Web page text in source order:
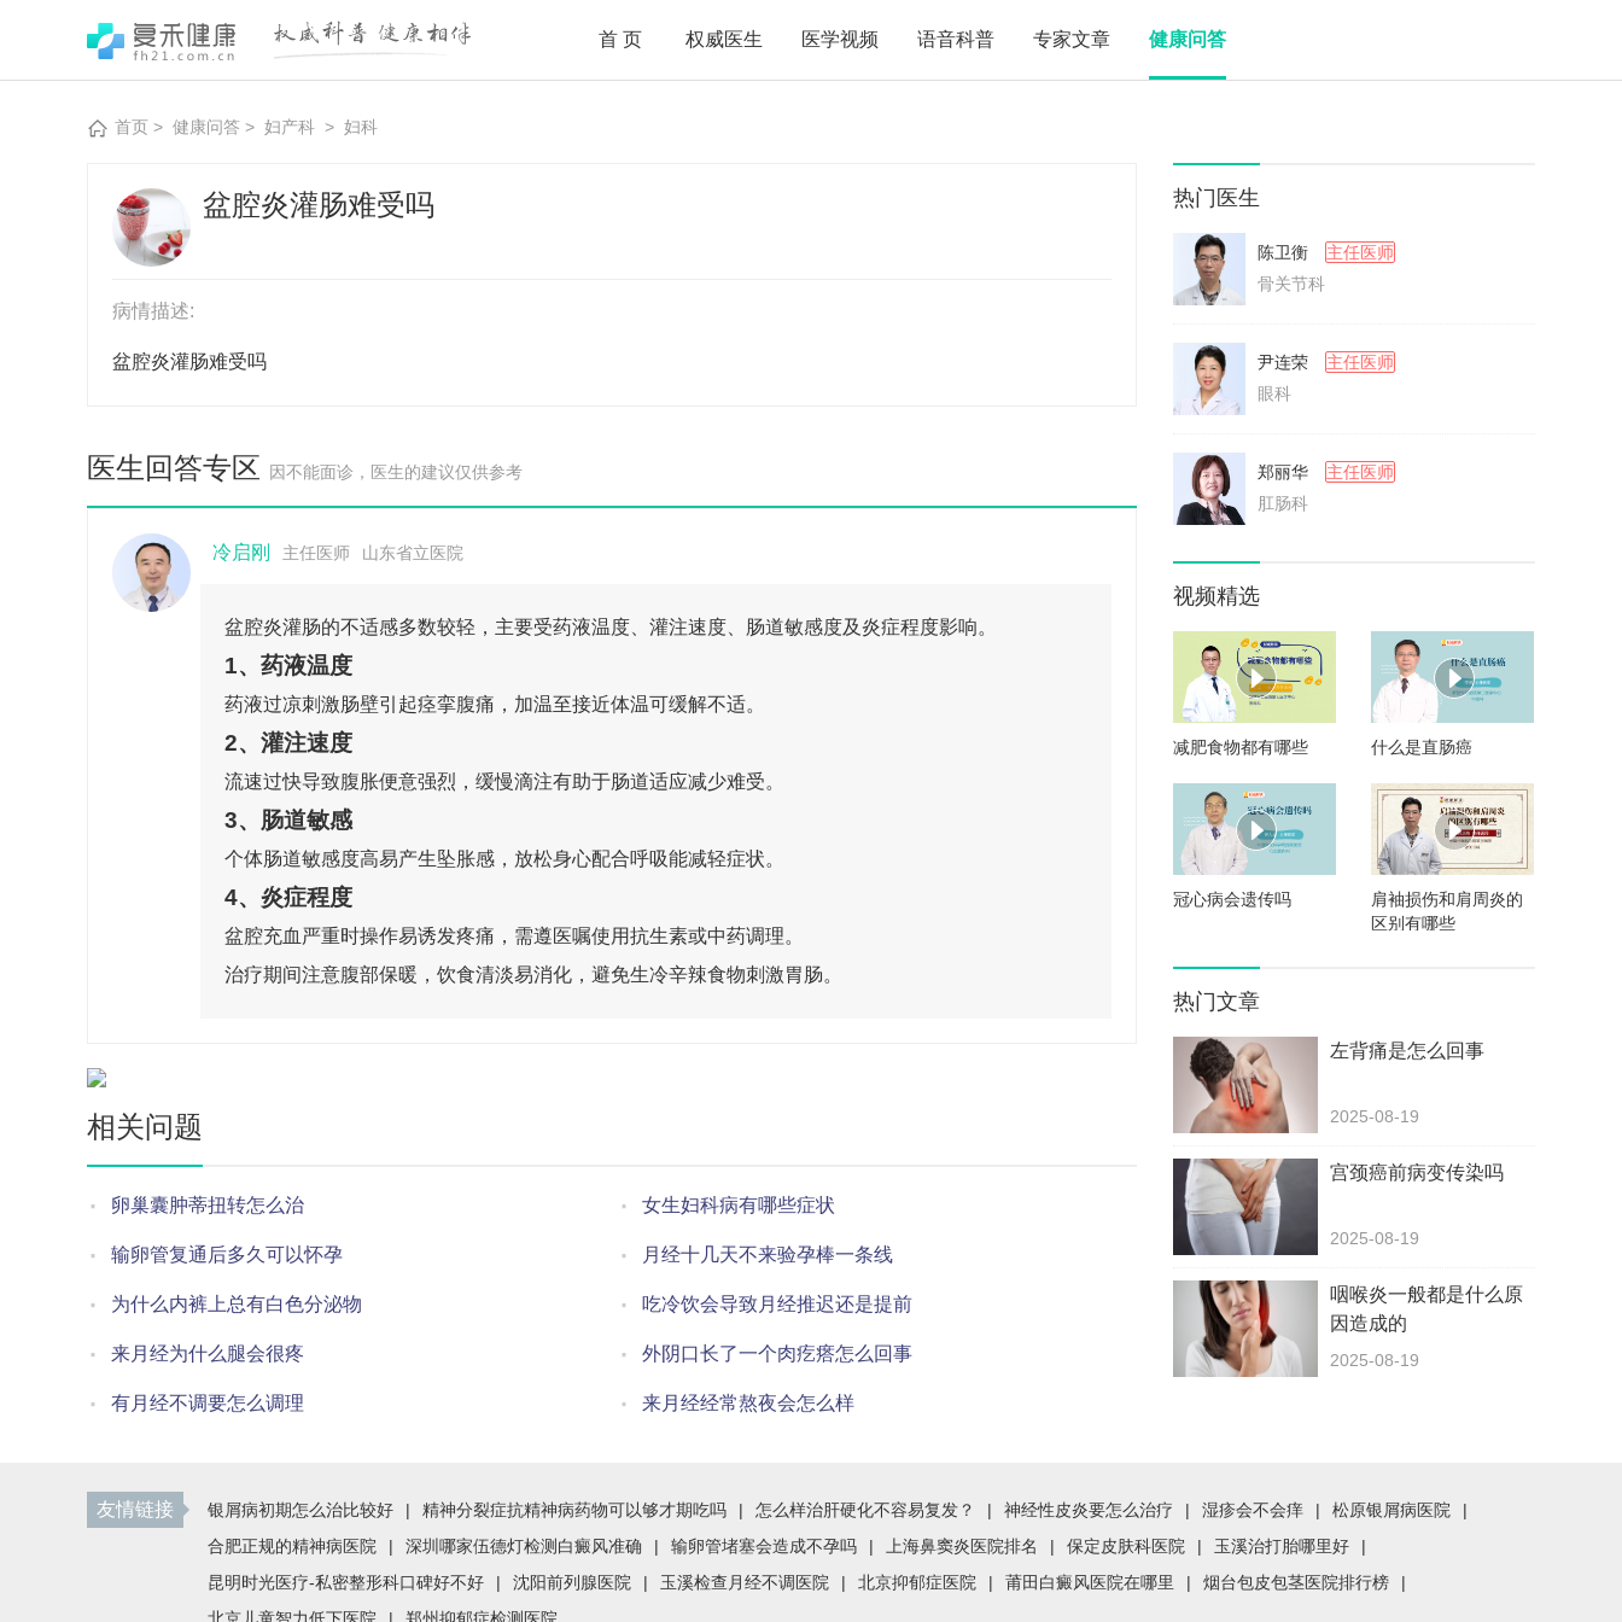
首页 权威医生 医学视频 语音科普 专家文章 健康问答
首页 > 健康问答 > 妇产科 > 妇科
盆腔炎灌肠难受吗
病情描述:
盆腔炎灌肠难受吗
医生回答专区 因不能面诊，医生的建议仅供参考
冷启刚 主任医师 山东省立医院
盆腔炎灌肠的不适感多数较轻，主要受药液温度、灌注速度、肠道敏感度及炎症程度影响。
1、药液温度
药液过凉刺激肠壁引起痉挛腹痛，加温至接近体温可缓解不适。
2、灌注速度
流速过快导致腹胀便意强烈，缓慢滴注有助于肠道适应减少难受。
3、肠道敏感
个体肠道敏感度高易产生坠胀感，放松身心配合呼吸能减轻症状。
4、炎症程度
盆腔充血严重时操作易诱发疼痛，需遵医嘱使用抗生素或中药调理。
治疗期间注意腹部保暖，饮食清淡易消化，避免生冷辛辣食物刺激胃肠。
相关问题
卵巢囊肿蒂扭转怎么治 女生妇科病有哪些症状
输卵管复通后多久可以怀孕 月经十几天不来验孕棒一条线
为什么内裤上总有白色分泌物 吃冷饮会导致月经推迟还是提前
来月经为什么腿会很疼 外阴口长了一个肉疙瘩怎么回事
有月经不调要怎么调理 来月经经常熬夜会怎么样
热门医生
陈卫衡
主任医师
骨关节科
尹连荣
主任医师
眼科
郑丽华
主任医师
肛肠科
视频精选
减肥食物都有哪些 什么是直肠癌
冠心病会遗传吗
肩袖损伤和肩周炎的
区别有哪些
热门文章
左背痛是怎么回事
2025-08-19
宫颈癌前病变传染吗
2025-08-19
咽喉炎一般都是什么原
因造成的
2025-08-19
友情链接 银屑病初期怎么治比较好 | 精神分裂症抗精神病药物可以够才期吃吗 | 怎么样治肝硬化不容易复发？ | 神经性皮炎要怎么治疗 | 湿疹会不会痒 | 松原银屑病医院
|
合肥正规的精神病医院
| 深圳哪家伍德灯检测白癜风准确 | 输卵管堵塞会造成不孕吗 | 上海鼻窦炎医院排名 | 保定皮肤科医院 | 玉溪治打胎哪里好
|
昆明时光医疗-私密整形科口碑好不好
| 沈阳前列腺医院 | 玉溪检查月经不调医院 | 北京抑郁症医院 | 莆田白癜风医院在哪里 | 烟台包皮包茎医院排行榜
|